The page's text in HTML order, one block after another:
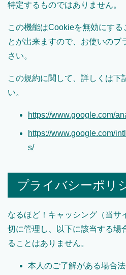
特定するものではありません。
この機能はCookieを無効にする
とが出来ますので、お使いのブ
さい。
この規約に関して、詳しくは下
い。
https://www.google.com/
https://www.google.com/
s/
プライバシーポリ
なるほど！キャッシング（当サ
切に管理し、以下に該当する場
ることはありません。
本人のご了解がある場合